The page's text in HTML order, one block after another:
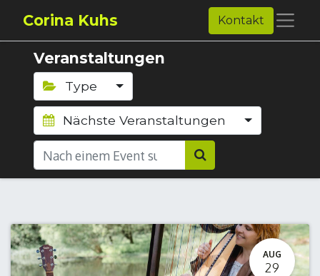
Corina Kuhs Kontakt
Veranstaltungen
Type
Nächste Veranstaltungen
AUG
29